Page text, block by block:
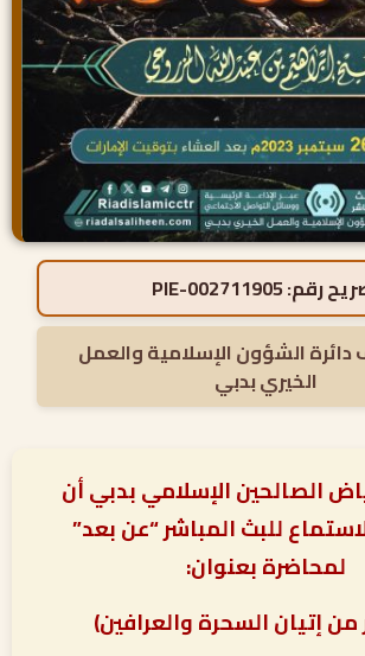
رقم:PIE-002711905
الشؤون الإسلامية والعمل
الخيري بدبي
الصالحين الإسلامي بدبي أن
للبث المباشر “عن بعد”
لمحاضرة بعنوان:
من إتيان السحرة والعرافين)